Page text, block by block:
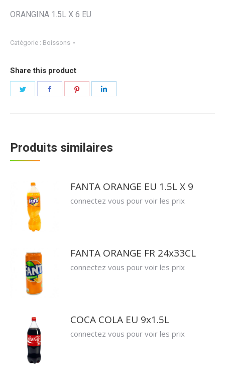
ORANGINA 1.5L X 6 EU
Catégorie : Boissons
Share this product
Partager
Partager Partager
Produits similaires
FANTA ORANGE EU 1.5L X 9
connectez vous pour voir les prix
FANTA ORANGE FR 24x33CL
connectez vous pour voir les prix
COCA COLA EU 9x1.5L
connectez vous pour voir les prix